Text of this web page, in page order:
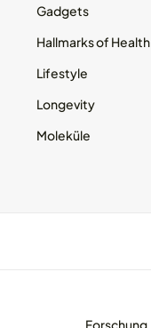
Gadgets
Hallmarks of Health
Lifestyle
Longevity
Moleküle
Forschung